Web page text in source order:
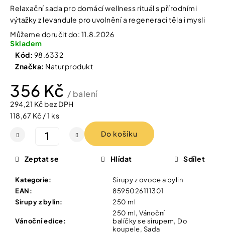
Domácnost
Pro
koho
Vybírejte
podle
potřeby
Vánoce
Dárkové
Značky
0,0
z
hvězdiček.
Relaxační sada pro domácí wellness rituál s přírodními
výtažky z levandule pro uvolnění a regeneraci těla i mysli
Můžeme doručit do: 11.8.2026
Skladem
Kód: 98.6332
Značka: Naturprodukt
356 Kč / balení
294,21 Kč bez DPH
Měrná
118,67 Kč / 1 ks
Do košíku
Kategorie:
Sirupy z ovoce a bylin
EAN:
8595026111301
Sirupy z bylin: 250 ml
Vánoční edice:
250 ml, Vánoční
balíčky se sirupem, Do
koupele, Sada
Zeptat se Hlídat Sdílet
p
o
r
u
č
m
e
IQ
KIDS
HOŘČÍK
PRO
ŠUMIVÉ
TABLETY
20
TBL
86